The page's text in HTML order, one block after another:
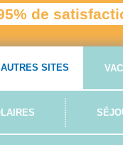
de
SITES